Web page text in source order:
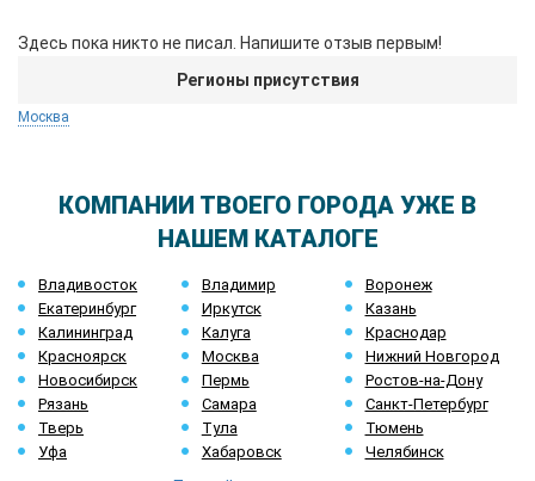
Здесь пока никто не писал. Напишите отзыв первым!
Регионы присутствия
Москва
КОМПАНИИ ТВОЕГО ГОРОДА УЖЕ В
НАШЕМ КАТАЛОГЕ
Владивосток Владимир
Воронеж
Екатеринбург
Иркутск
Казань
Калининград
Калуга
Краснодар
Красноярск
Москва
Нижний Новгород
Новосибирск
Пермь
Ростов-на-Дону
Рязань
Самара
Санкт-Петербург
Тверь
Тула
Тюмень
Уфа
Хабаровск Челябинск